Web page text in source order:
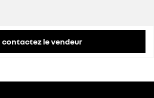
contactez le vendeur